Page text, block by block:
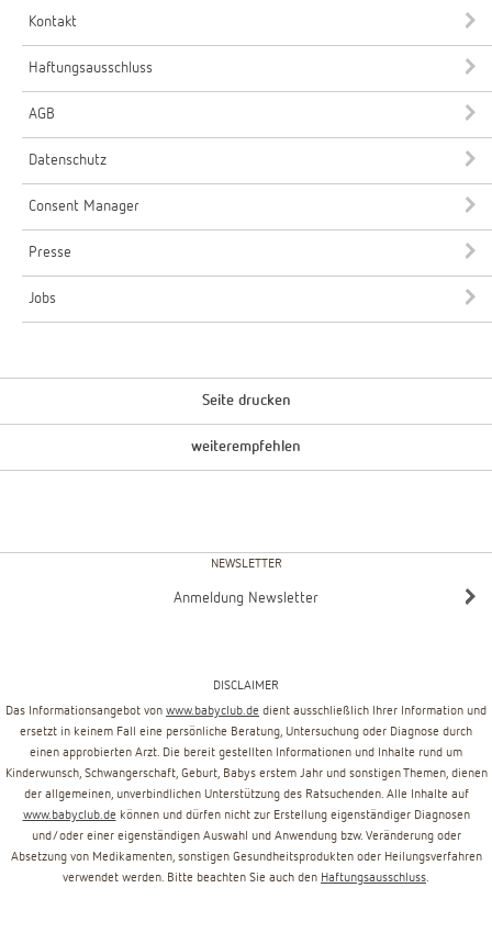
Kontakt
Haftungsausschluss
AGB
Datenschutz
Consent Manager
Presse
Jobs
Seite drucken
weiterempfehlen
NEWSLETTER
Anmeldung Newsletter
DISCLAIMER
Das Informationsangebot von www.babyclub.de dient ausschließlich Ihrer Information und
ersetzt in keinem Fall eine persönliche Beratung, Untersuchung oder Diagnose durch
einen approbierten Arzt. Die bereit gestellten Informationen und Inhalte rund um
Kinderwunsch, Schwangerschaft, Geburt, Babys erstem Jahr und sonstigen Themen, dienen
der allgemeinen, unverbindlichen Unterstützung des Ratsuchenden. Alle Inhalte auf
www.babyclub.de können und dürfen nicht zur Erstellung eigenständiger Diagnosen
und/oder einer eigenständigen Auswahl und Anwendung bzw. Veränderung oder
Absetzung von Medikamenten, sonstigen Gesundheitsprodukten oder Heilungsverfahren
verwendet werden. Bitte beachten Sie auch den Haftungsausschluss.